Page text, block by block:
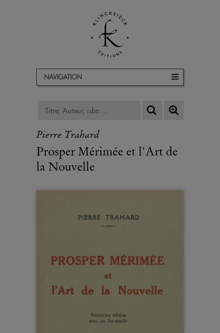
NAVIGATION
Pierre Trahard
Prosper Mérimée et l'Art de
la Nouvelle